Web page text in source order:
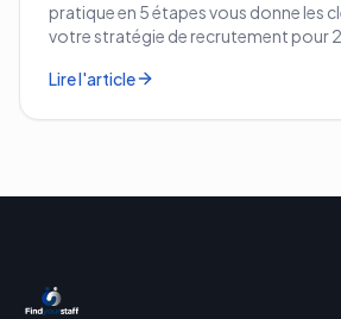
pratique en 5 étapes vous donne les
votre stratégie de recrutement pour
Lire l'article